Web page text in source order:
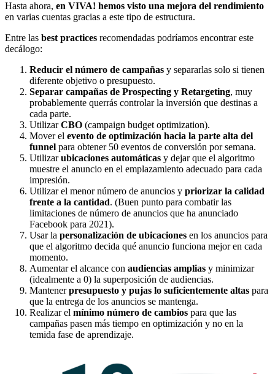
Hasta ahora, en VIVA! hemos visto una mejora del rendimiento
en varias cuentas gracias a este tipo de estructura.
Entre las best practices recomendadas podríamos encontrar este
decálogo:
Reducir el número de campañas y separarlas solo si tienen
diferente objetivo o presupuesto.
Separar campañas de Prospecting y Retargeting, muy
probablemente querrás controlar la inversión que destinas a
cada parte.
UtilizarCBO (campaign budget optimization).
Mover el evento de optimización hacia la parte alta del
funnel para obtener 50 eventos de conversión por semana.
Utilizarubicaciones automáticas y dejar que el algoritmo
muestre el anuncio en el emplazamiento adecuado para cada
impresión.
Utilizar el menor número de anuncios y priorizar la calidad
frente a la cantidad. (Buen punto para combatir las
limitaciones de número de anuncios que ha anunciado
Facebook para 2021).
Usar la personalización de ubicaciones en los anuncios para
que el algoritmo decida qué anuncio funciona mejor en cada
momento.
Aumentar el alcance con audiencias amplias y minimizar
(idealmente a 0) la superposición de audiencias.
Mantenerpresupuesto y pujas lo suficientemente altas para
que la entrega de los anuncios se mantenga.
Realizar el mínimo número de cambios para que las
campañas pasen más tiempo en optimización y no en la
temida fase de aprendizaje.